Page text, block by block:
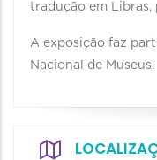
tradução em Libras,
A exposição faz
Nacional de Museus.